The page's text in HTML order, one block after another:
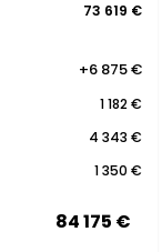
73 619 €
+6 875 €
1 182 €
4 343 €
1 350 €
84 175 €